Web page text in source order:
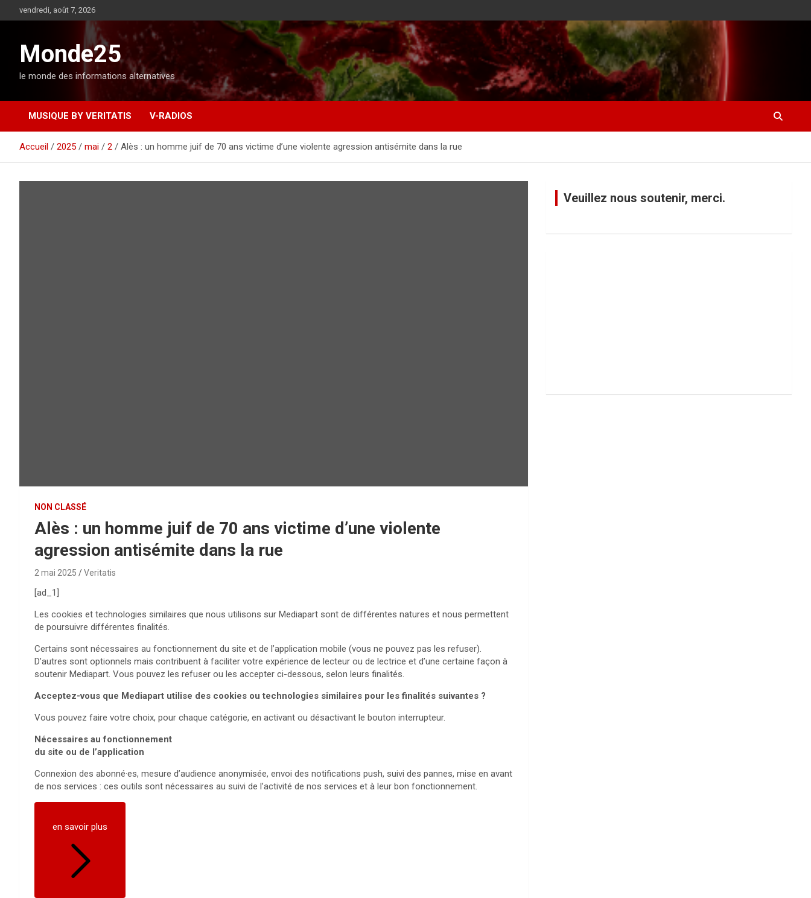
l
t
vendredi, août 7, 2026
Monde25
le monde des informations alternatives
MUSIQUE BY VERITATIS V-RADIOS
Accueil 2025 mai 2 Alès : un homme juif de 70 ans victime d’une violente agression antisémite dans la rue
NON CLASSÉ
Alès : un homme juif de 70 ans victime d’une violente
agression antisémite dans la rue
2 mai 2025 Veritatis
[ad_1]
Les cookies et technologies similaires que nous utilisons sur Mediapart sont de différentes natures et nous permettent
de poursuivre différentes finalités.
Certains sont nécessaires au fonctionnement du site et de l’application mobile (vous ne pouvez pas les refuser).
D’autres sont optionnels mais contribuent à faciliter votre expérience de lecteur ou de lectrice et d’une certaine façon à
soutenir Mediapart. Vous pouvez les refuser ou les accepter ci-dessous, selon leurs finalités.
Acceptez-vous que Mediapart utilise des cookies ou technologies similaires pour les finalités suivantes ?
Vous pouvez faire votre choix, pour chaque catégorie, en activant ou désactivant le bouton interrupteur.
Nécessaires au fonctionnement
du site ou de l’application
Connexion des abonné·es, mesure d’audience anonymisée, envoi des notifications push, suivi des pannes, mise en avant
de nos services : ces outils sont nécessaires au suivi de l’activité de nos services et à leur bon fonctionnement.
en savoir plus
Veuillez nous soutenir, merci.